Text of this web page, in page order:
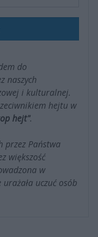
do
naszych
i kulturalnej.
hejtu w
hejt".
przez Państwa
większość
w
uczuć osób